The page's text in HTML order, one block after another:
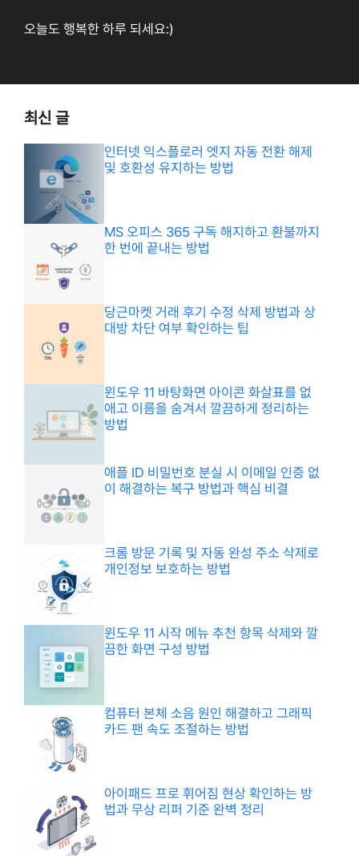
오늘도 행복한 하루 되세요:)
최신 글
인터넷 익스플로러 엣지 자동 전환 해제
및 호환성 유지하는 방법
MS 오피스 365 구독 해지하고 환불까지
한 번에 끝내는 방법
당근마켓 거래 후기 수정 삭제 방법과 상
대방 차단 여부 확인하는 팁
윈도우 11 바탕화면 아이콘 화살표를 없
애고 이름을 숨겨서 깔끔하게 정리하는
방법
애플 ID 비밀번호 분실 시 이메일 인증 없
이 해결하는 복구 방법과 핵심 비결
크롬 방문 기록 및 자동 완성 주소 삭제로
개인정보 보호하는 방법
윈도우 11 시작 메뉴 추천 항목 삭제와 깔
끔한 화면 구성 방법
컴퓨터 본체 소음 원인 해결하고 그래픽
카드 팬 속도 조절하는 방법
아이패드 프로 휘어짐 현상 확인하는 방
법과 무상 리퍼 기준 완벽 정리